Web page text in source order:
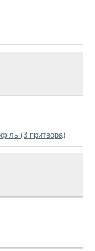
(3 притвора)